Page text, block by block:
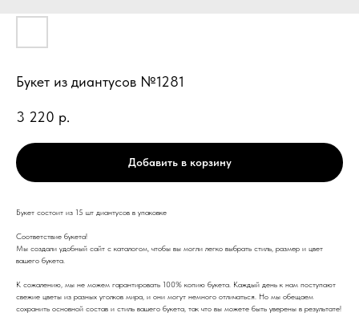
Букет из диантусов №1281
3 220 р.
Добавить в корзину
Букет состоит из 15 шт диантусов в упаковке
Соответствие букета!
Мы создали удобный сайт с каталогом, чтобы вы могли легко выбрать стиль, размер и цвет
вашего букета.
К сожалению, мы не можем гарантировать 100% копию букета. Каждый день к нам поступают
свежие цветы из разных уголков мира, и они могут немного отличаться. Но мы обещаем
сохранить основной состав и стиль вашего букета, так что вы можете быть уверены в результате!